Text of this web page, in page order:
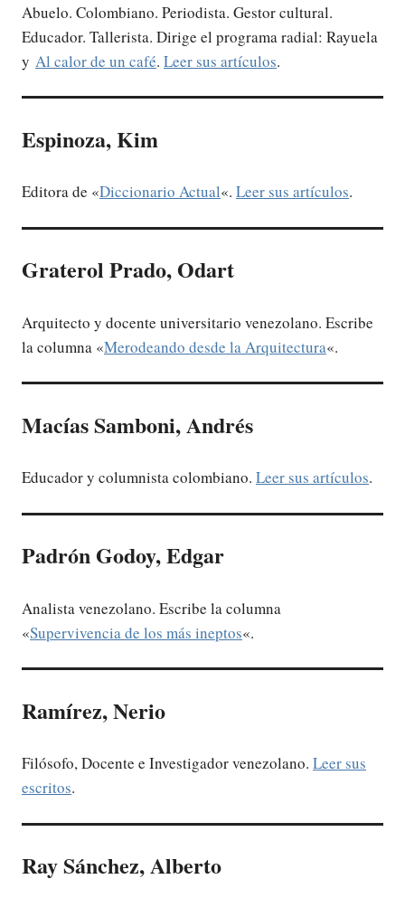
Abuelo. Colombiano. Periodista. Gestor cultural.
Educador. Tallerista. Dirige el programa radial: Rayuela
y Al calor de un café. Leer sus artículos.
Espinoza, Kim
Editora de «Diccionario Actual«. Leer sus artículos.
Graterol Prado, Odart
Arquitecto y docente universitario venezolano. Escribe
la columna «Merodeando desde la Arquitectura«.
Macías Samboni, Andrés
Educador y columnista colombiano. Leer sus artículos.
Padrón Godoy, Edgar
Analista venezolano. Escribe la columna
«Supervivencia de los más ineptos«.
Ramírez, Nerio
Filósofo, Docente e Investigador venezolano. Leer sus
escritos.
Ray Sánchez, Alberto